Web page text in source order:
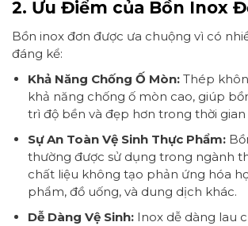
2. Ưu Điểm của Bồn Inox
Bồn inox đơn được ưa chuộng vì có
đáng kể:
Khả Năng Chống Ố Mòn:Thép
khả năng chống ố mòn cao, giúp
trì độ bền và đẹp hơn trong thời gian
Sự An Toàn Vệ Sinh Thực Phẩm:
thường được sử dụng trong ngành
chất liệu không tạo phản ứng hóa
phẩm, đồ uống, và dung dịch khác.
Dễ Dàng Vệ Sinh:Inox dễ dàng lau